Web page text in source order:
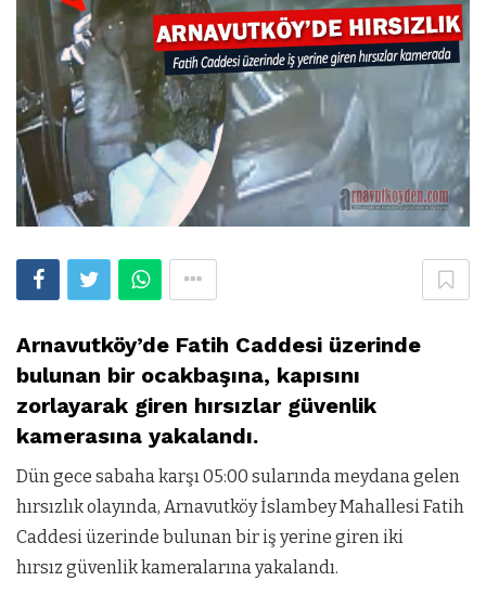
Arnavutköy’de Fatih Caddesi üzerinde
bulunan bir ocakbaşına, kapısını
zorlayarak giren hırsızlar güvenlik
kamerasına yakalandı.
Dün gece sabaha karşı 05:00 sularında meydana gelen
hırsızlık olayında, Arnavutköy İslambey Mahallesi Fatih
Caddesi üzerinde bulunan bir iş yerine giren iki
hırsız güvenlik kameralarına yakalandı.